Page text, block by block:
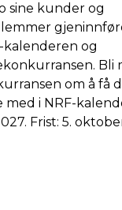
sine kunder og
kalenderen og
Bli
om å få
med i NRF-
Frist: 5.